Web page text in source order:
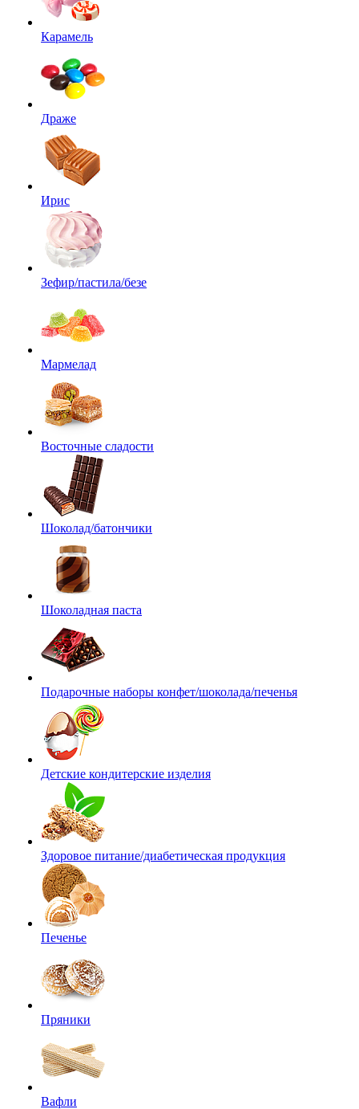
Карамель
Драже
Ирис
Зефир/пастила/безе
Мармелад
Восточные сладости
Шоколад/батончики
Шоколадная паста
Подарочные наборы конфет/шоколада/печенья
Детские кондитерские изделия
Здоровое питание/диабетическая продукция
Печенье
Пряники
Вафли